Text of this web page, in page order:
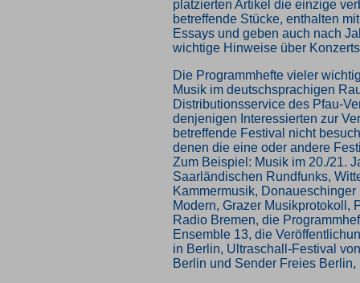
platzierten Artikel die einzige
betreffende Stücke, enthalten
Essays und geben auch nach
wichtige Hinweise über
Die Programmhefte vieler
Musik im deutschsprachigen
Distributionsservice des Pfau-
denjenigen Interessierten zur
betreffende Festival nicht
denen die eine oder andere
Zum Beispiel: Musik im 20./21.
Saarländischen Rundfunks,
Kammermusik,
Modern, Grazer Musikprotokoll,
Radio Bremen, die
Ensemble 13, die
in Berlin, Ultraschall-Festival
Berlin und Sender Freies